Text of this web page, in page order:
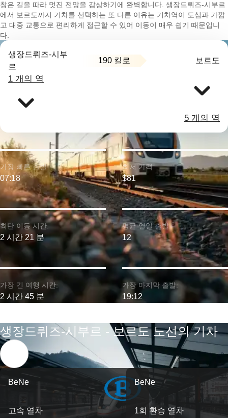
창은 길을 따라 멋진 전망을 감상하기에 완벽합니다. 생장드뤼즈-시부르
에서 보르도까지 기차를 선택하는 또 다른 이유는 기차역이 도심과 가깝
고 대중 교통으로 편리하게 접근할 수 있어 이동이 매우 쉽기 때문입니
다.
생장드뤼즈-시부
르
190 킬로 보르도
1 개의 역
5 개의 역
최단 이동 시간:
2 시간 21 분
가장 빠른 출발:
07:18
가장 긴 여행 시간:
2 시간 45 분
최저 가격:
$81
평균 일일 출발:
12
가장 마지막 출발:
19:12
생장드뤼즈-시부르 - 보르도 노선의 기차
BeNe
고속 열차
BeNe
1회 환승 열차